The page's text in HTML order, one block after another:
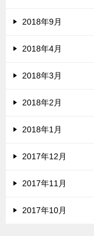
2018年9月
2018年4月
2018年3月
2018年2月
2018年1月
2017年12月
2017年11月
2017年10月